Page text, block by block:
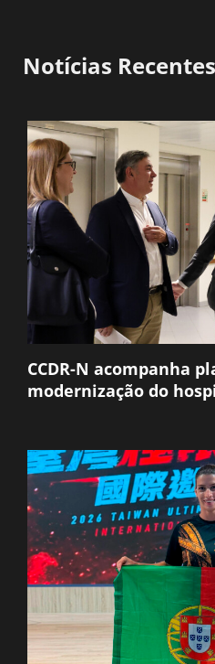
Notícias Recentes
CCDR-N acompanha
modernização do